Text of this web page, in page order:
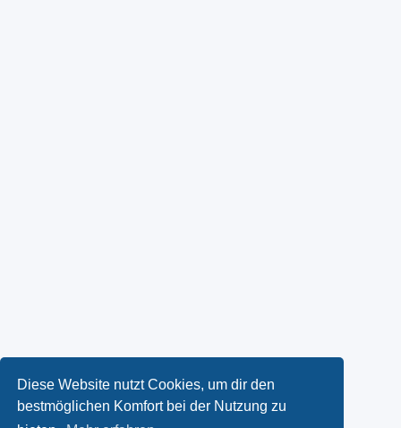
Diese Website nutzt Cookies, um dir den
bestmöglichen Komfort bei der Nutzung zu